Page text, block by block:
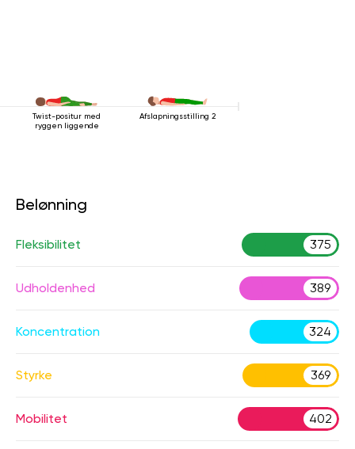
Twist-positur med
ryggen liggende
Afslapningsstilling 2
Belønning
Fleksibilitet 375
Udholdenhed 389
Koncentration 324
Styrke 369
Mobilitet 402